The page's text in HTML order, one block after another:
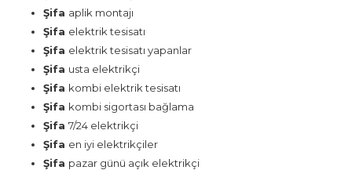
Şifa aplik montajı
Şifa elektrik tesisatı
Şifa elektrik tesisatı yapanlar
Şifa usta elektrikçi
Şifa kombi elektrik tesisatı
Şifa kombi sigortası bağlama
Şifa 7/24 elektrikçi
Şifa en iyi elektrikçiler
Şifa pazar günü açık elektrikçi